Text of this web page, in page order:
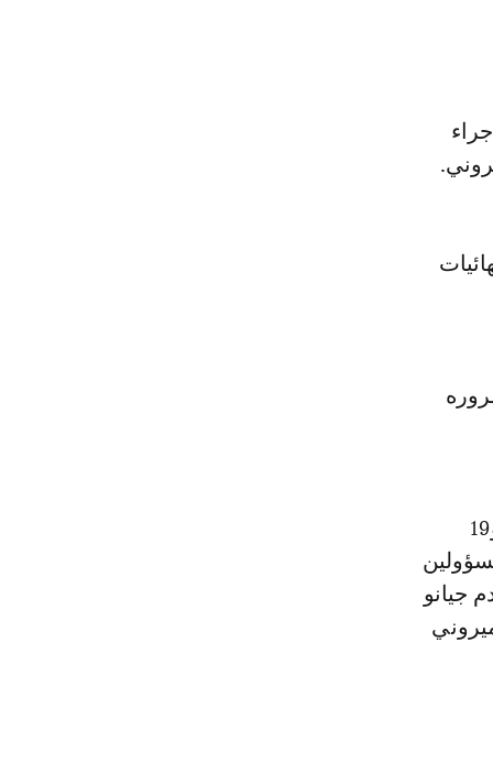
ومن المقرر أن تقام مراسيم سحب قرعة البطولة، المقررة بين 21 يونيو و19
جيانو